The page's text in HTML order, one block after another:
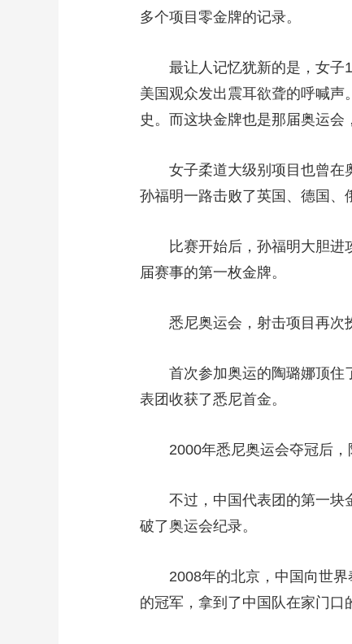
多个项目零金牌的记录。
最让人记忆犹新的是，女子
美国观众发出震耳欲聋的呼喊
史。而这块金牌也是那届奥运会
女子柔道大级别项目也曾在奥
孙福明一路击败了英国、德国、
比赛开始后，孙福明大胆进攻
届赛事的第一枚金牌。
悉尼奥运会，射击项目再次扮
首次参加奥运的陶璐娜顶住了
表团收获了悉尼首金。
2000年悉尼奥运会夺冠后，
不过，中国代表团的第一块金
破了奥运会纪录。
2008年的北京，中国向世界
的冠军，拿到了中国队在家门口